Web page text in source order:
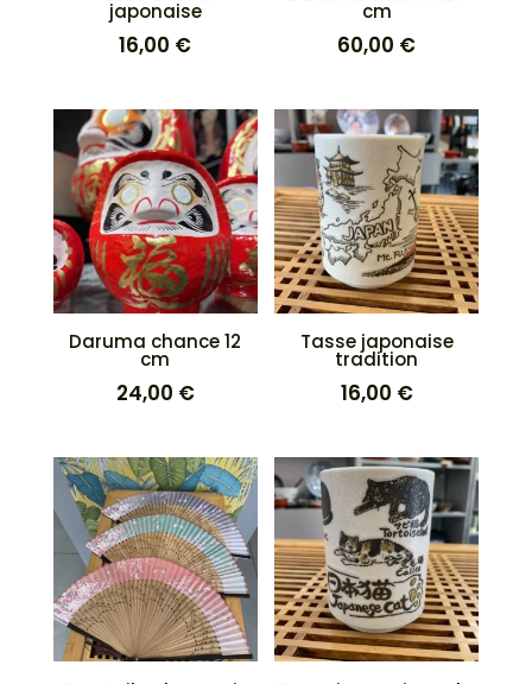
japonaise
16,00 €
cm
60,00 €
Daruma chance 12
cm
24,00 €
Tasse japonaise
tradition
16,00 €